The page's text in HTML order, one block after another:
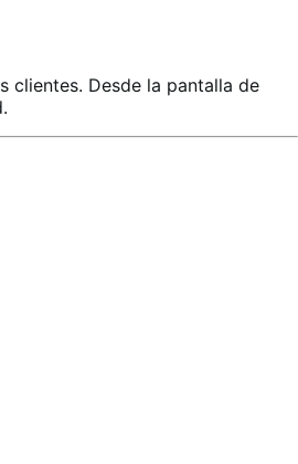
clientes. Desde la pantalla de